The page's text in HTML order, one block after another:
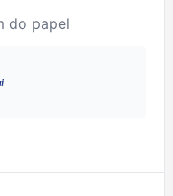
do papel